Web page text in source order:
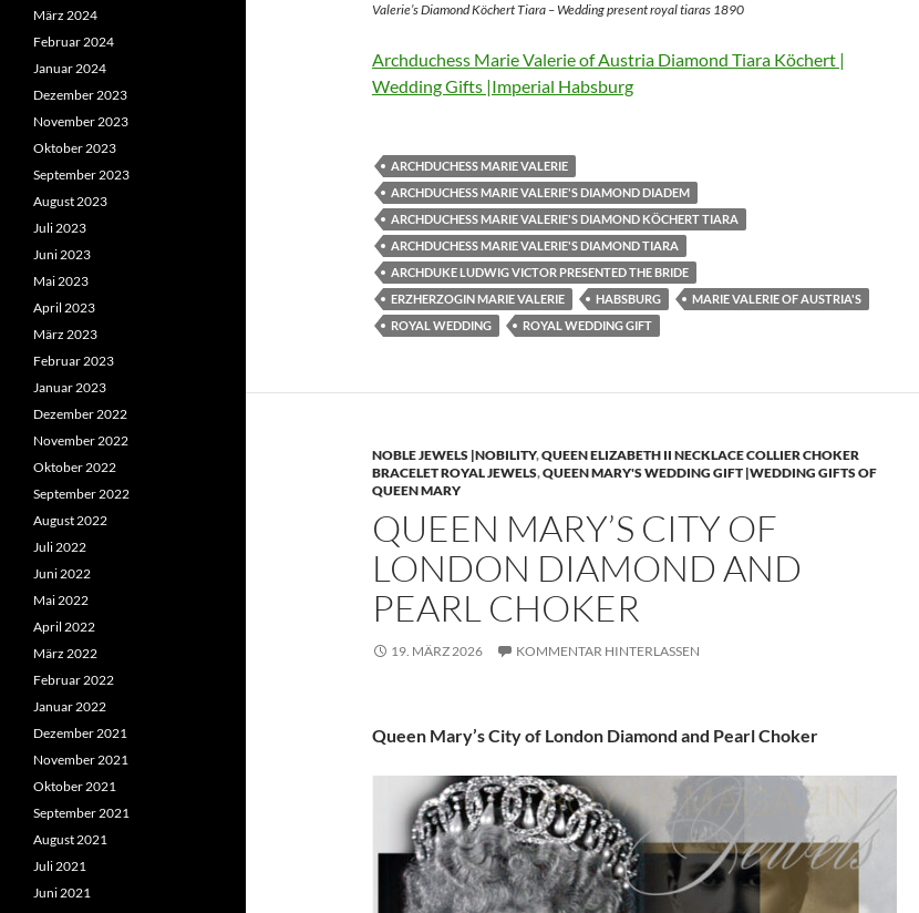
Valerie’s Diamond Köchert Tiara – Wedding present royal tiaras 1890
Archduchess Marie Valerie of Austria Diamond Tiara Köchert |
Wedding Gifts |Imperial Habsburg
ARCHDUCHESS MARIE VALERIE
ARCHDUCHESS MARIE VALERIE'S DIAMOND DIADEM
ARCHDUCHESS MARIE VALERIE'S DIAMOND KÖCHERT TIARA
ARCHDUCHESS MARIE VALERIE'S DIAMOND TIARA
ARCHDUKE LUDWIG VICTOR PRESENTED THE BRIDE
ERZHERZOGIN MARIE VALERIE
HABSBURG
MARIE VALERIE OF AUSTRIA'S
ROYAL WEDDING
ROYAL WEDDING GIFT
NOBLE JEWELS |NOBILITY,QUEEN ELIZABETH II NECKLACE COLLIER CHOKER
BRACELET ROYAL JEWELS,QUEEN MARY'S WEDDING GIFT |WEDDING GIFTS OF
QUEEN MARY
QUEEN MARY’S CITY OF
LONDON DIAMOND AND
PEARL CHOKER
19. MÄRZ 2026 KOMMENTAR HINTERLASSEN
Queen Mary’s City of London Diamond and Pearl Choker
März 2024
Februar 2024
Januar 2024
Dezember 2023
November 2023
Oktober 2023
September 2023
August 2023
Juli 2023
Juni 2023
Mai 2023
April 2023
März 2023
Februar 2023
Januar 2023
Dezember 2022
November 2022
Oktober 2022
September 2022
August 2022
Juli 2022
Juni 2022
Mai 2022
April 2022
März 2022
Februar 2022
Januar 2022
Dezember 2021
November 2021
Oktober 2021
September 2021
August 2021
Juli 2021
Juni 2021